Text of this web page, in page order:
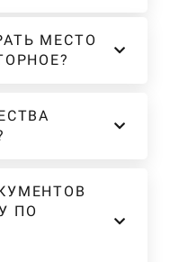
МЕСТО
ПО